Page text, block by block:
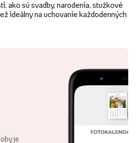
ako sú svadby, narodenia, stužkové
ideálny na uchovanie každodenných
je